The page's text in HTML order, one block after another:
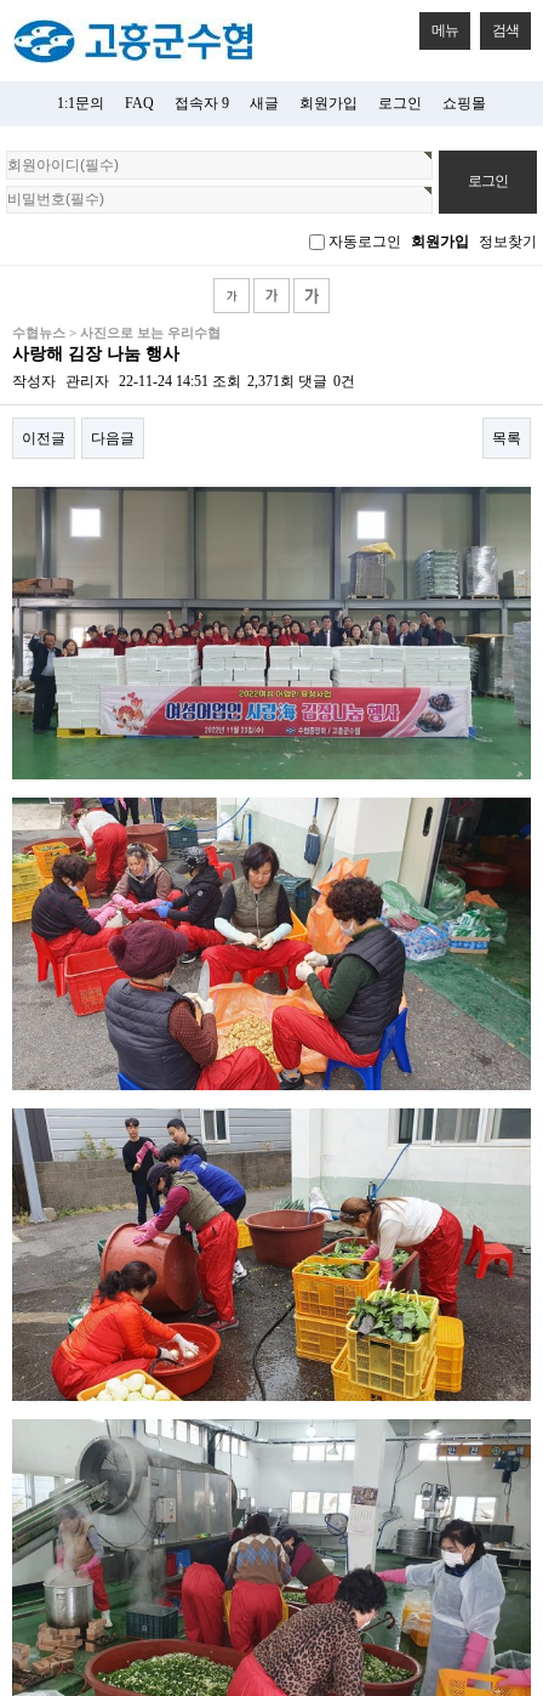
메뉴 검색
1:1문의 FAQ 접속자 9 새글 회원가입 로그인 쇼핑몰
회
원
로
자동로그인 회원가입 정보찾기
수협뉴스 > 사진으로 보는 우리수협
사랑해 김장 나눔 행사
작성자 관리자 22-11-24 14:51 조회 2,371회 댓글 0건
이전글 다음글 목록